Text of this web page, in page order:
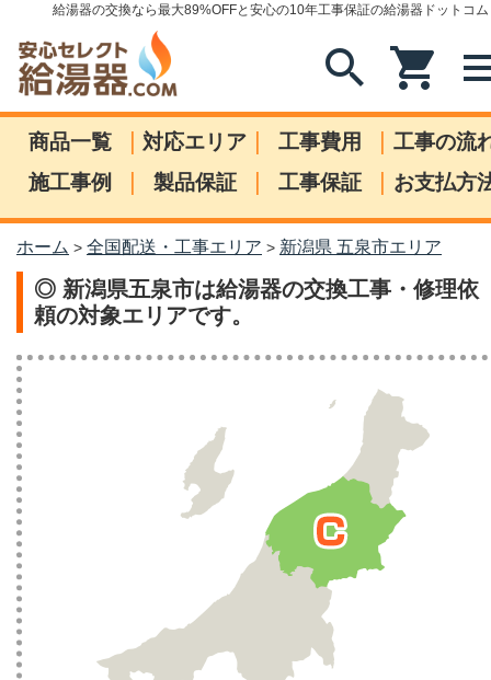
給湯器の交換なら最大89%OFFと安心の10年工事保証の給湯器ドットコム
search shopping_cart
商品一覧 | 対応エリア | 工事費用 | 工事の流
施工事例
| 製品保証 | 工事保証 | お支払方
ホーム > 全国配送・工事エリア > 新潟県 五泉市エリア
◎ 新潟県五泉市は給湯器の交換工事・修理依
頼の対象エリアです。